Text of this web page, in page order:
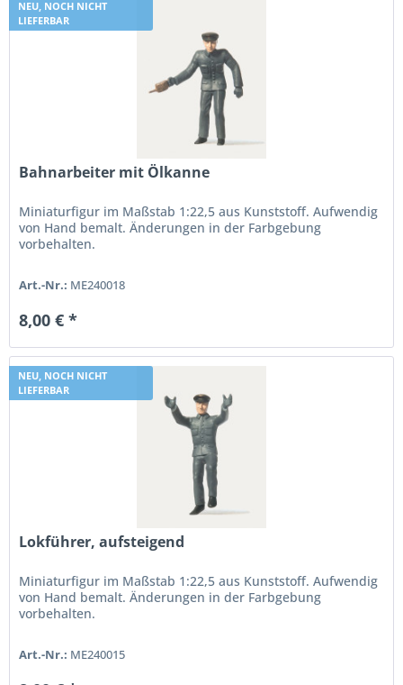
NEU, NOCH NICHT
LIEFERBAR
Bahnarbeiter mit Ölkanne
Miniaturfigur im Maßstab 1:22,5 aus Kunststoff. Aufwendig
von Hand bemalt. Änderungen in der Farbgebung
vorbehalten.
Art.-Nr.: ME240018
8,00 € *
NEU, NOCH NICHT
LIEFERBAR
Lokführer, aufsteigend
Miniaturfigur im Maßstab 1:22,5 aus Kunststoff. Aufwendig
von Hand bemalt. Änderungen in der Farbgebung
vorbehalten.
Art.-Nr.: ME240015